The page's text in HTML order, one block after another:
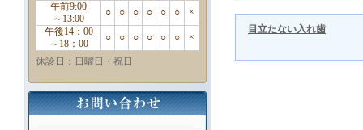
目立たない入れ歯
午前9:00
～13:00
○ ○ ○ ○ ○ ○
×
午後14：00
～18：00
○ ○ ○ ○ ○ ○ ×
休診日：日曜日・祝日